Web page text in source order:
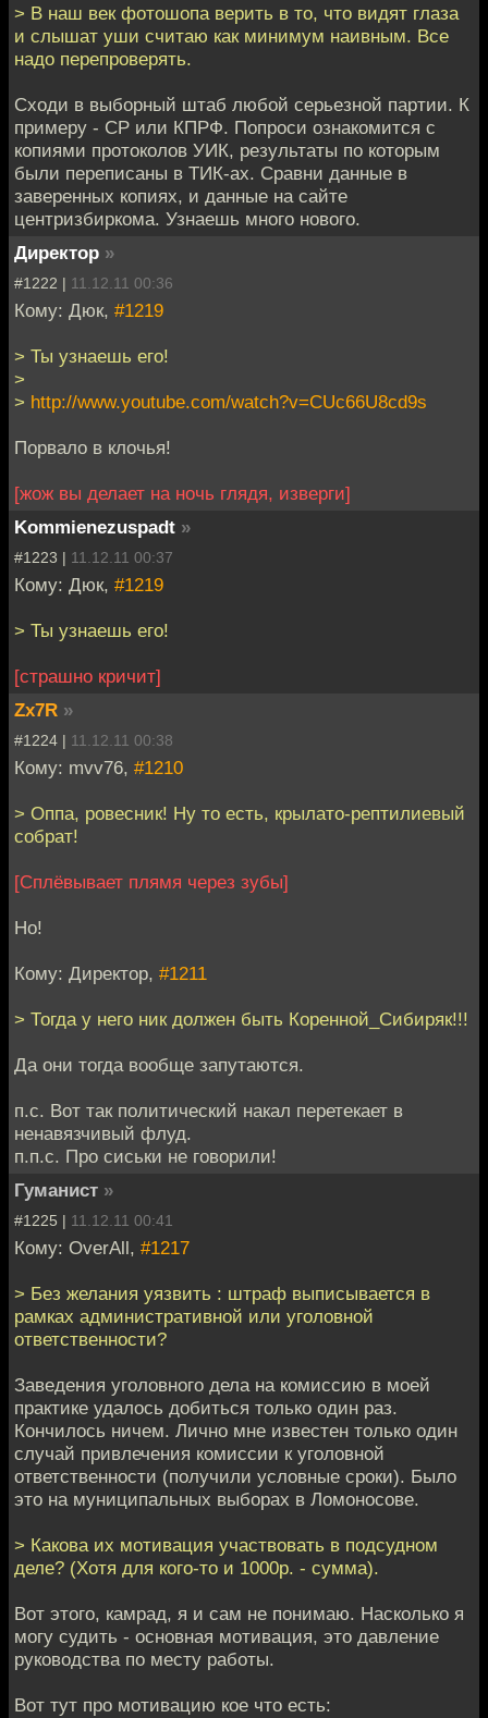
> В наш век фотошопа верить в то, что видят глаза
и слышат уши считаю как минимум наивным. Все
надо перепроверять.
Сходи в выборный штаб любой серьезной партии. К
примеру - СР или КПРФ. Попроси ознакомится с
копиями протоколов УИК, результаты по которым
были переписаны в ТИК-ах. Сравни данные в
заверенных копиях, и данные на сайте
центризбиркома. Узнаешь много нового.
Директор »
#1222 | 11.12.11 00:36
Кому: Дюк, #1219
> Ты узнаешь его!
>
> http://www.youtube.com/watch?v=CUc66U8cd9s
Порвало в клочья!
[жож вы делает на ночь глядя, изверги]
Kommienezuspadt »
#1223 | 11.12.11 00:37
Кому: Дюк, #1219
> Ты узнаешь его!
[cтрашно кричит]
Zx7R »
#1224 | 11.12.11 00:38
Кому: mvv76, #1210
> Оппа, ровесник! Ну то есть, крылато-рептилиевый
собрат!
[Сплёвывает плямя через зубы]
Но!
Кому: Директор, #1211
> Тогда у него ник должен быть Коренной_Сибиряк!!!
Да они тогда вообще запутаются.
п.с. Вот так политический накал перетекает в
ненавязчивый флуд.
п.п.с. Про сиськи не говорили!
Гуманист »
#1225 | 11.12.11 00:41
Кому: OverAll, #1217
> Без желания уязвить : штраф выписывается в
рамках административной или уголовной
ответственности?
Заведения уголовного дела на комиссию в моей
практике удалось добиться только один раз.
Кончилось ничем. Лично мне известен только один
случай привлечения комиссии к уголовной
ответственности (получили условные сроки). Было
это на муниципальных выборах в Ломоносове.
> Какова их мотивация участвовать в подсудном
деле? (Хотя для кого-то и 1000р. - сумма).
Вот этого, камрад, я и сам не понимаю. Насколько я
могу судить - основная мотивация, это давление
руководства по месту работы.
Вот тут про мотивацию кое что есть: